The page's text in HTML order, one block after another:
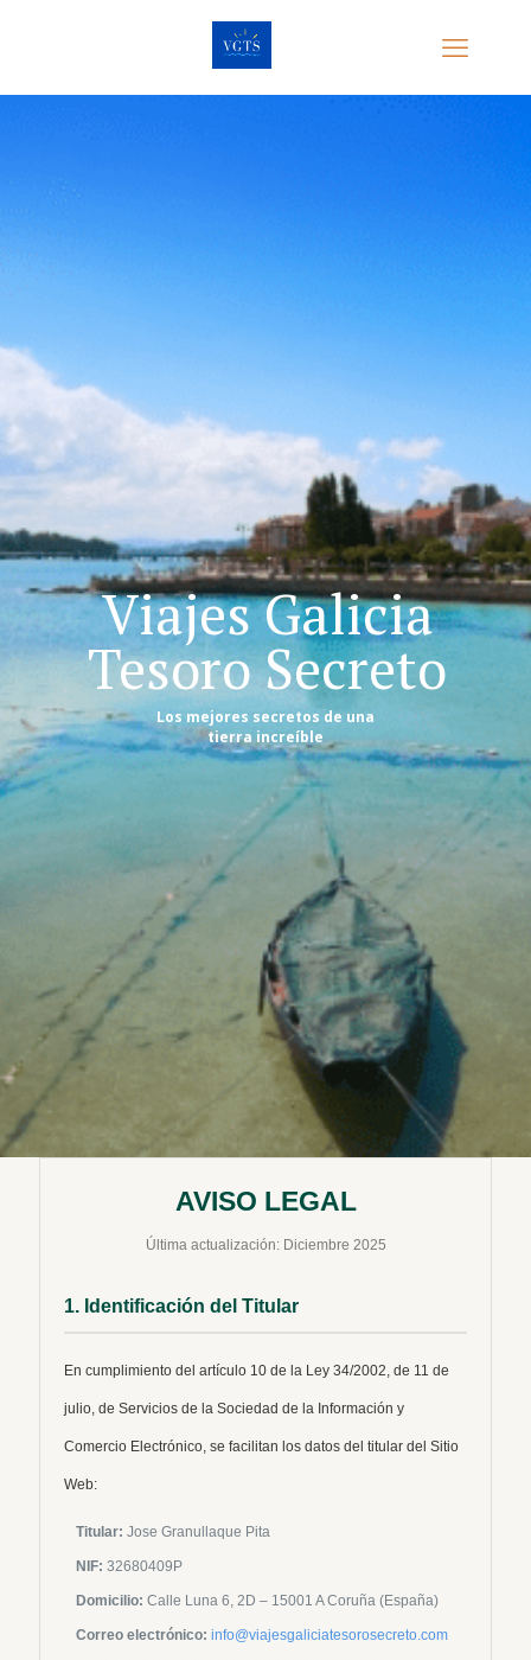
Viajes Galicia
Tesoro Secreto
Los mejores secretos de una
tierra increíble
AVISO LEGAL
Última actualización: Diciembre 2025
1. Identificación del Titular
En cumplimiento del artículo 10 de la Ley 34/2002, de 11 de
julio, de Servicios de la Sociedad de la Información y
Comercio Electrónico, se facilitan los datos del titular del Sitio
Web:
Titular: Jose Granullaque Pita
NIF: 32680409P
Domicilio: Calle Luna 6, 2D – 15001 A Coruña (España)
Correo electrónico: info@viajesgaliciatesorosecreto.com